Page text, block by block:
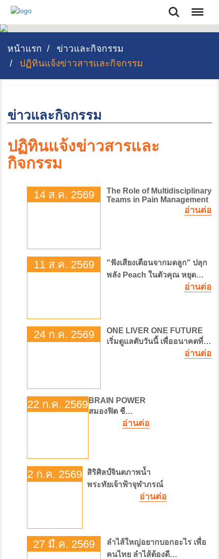
Search
หน้าแรก
ข่าวและกิจกรรม
ปฏิทินแจ้งข่าวสารและกิจกรรม
ข่าวและกิจกรรม
ปฏิทินแจ้งข่าวสารและ
กิจกรรม
14 ส.ค. 2569
The Role of Multidisciplinary
Teams in Pain Management
อ่านต่อ
11 ส.ค. 2569
"ฟังเสียงเตือนจากมดลูก" ปลุก
พลัง Peach ในตัวคุณ หยุด
อ่านต่อ
24 ก.ค. 2569
ONE LIVER ONE FUTURE
เริ่มดูแลตับวันนี้ เพื่ออนาคตที่
อ่านต่อ
22 ก.ค. 2569 BRAIN POWER
สมองฟิต ชี
อ่านต่อ
2 ก.ค. 2569
สิริศิลป์จินตภาพน้ำ
พระทัยเจ้าฟ้าจุฬาภรณ์
อ่านต่อ
27 มี.ค. 2569
ลำไส้ใหญ่อยากบอกอะไร เพื่อ
คนไทย ลำไส้ต้องดี